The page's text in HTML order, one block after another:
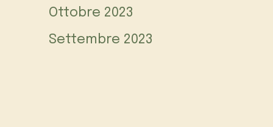
Ottobre 2023
Settembre 2023